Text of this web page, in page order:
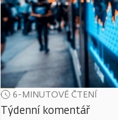
6-MINUTOVÉ ČTENÍ
Týdenní komentář